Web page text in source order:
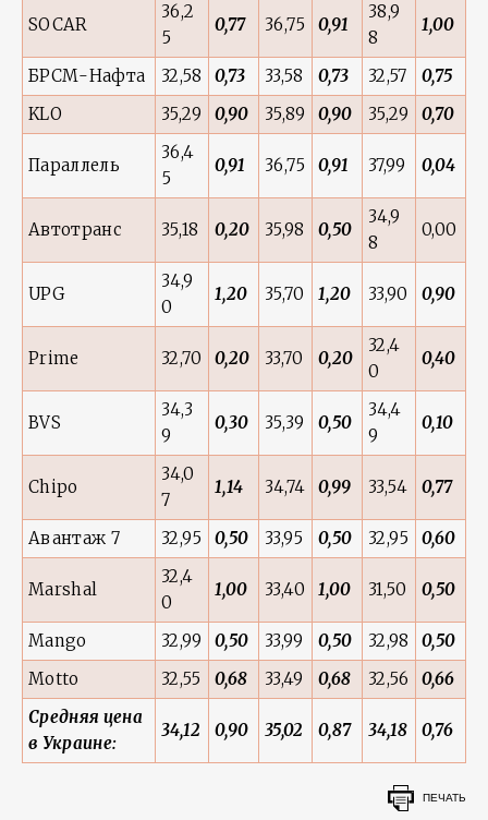
SOCAR
36,2
5
0,77 36,75 0,91
38,9
8
1,00
БРСМ-Нафта 32,58 0,73 33,58 0,73 32,57
0,75
KLO
35,29 0,90 35,89 0,90 35,29 0,70
Параллель
36,4
5
0,91 36,75 0,91 37,99 0,04
Автотранс 35,18 0,20 35,98 0,50
34,9
8
0,00
UPG
34,9
0
1,20 35,70 1,20 33,90 0,90
Prime 32,70 0,20 33,70 0,20
32,4
0
0,40
BVS
34,3
9
0,30 35,39 0,50
34,4
9
0,10
Chipo
34,0
7
1,14 34,74 0,99 33,54 0,77
Авантаж 7 32,95 0,50 33,95 0,50 32,95 0,60
Marshal
32,4
0
1,00 33,40 1,00 31,50 0,50
Mango 32,99 0,50 33,99 0,50 32,98
0,50
Motto
32,55 0,68 33,49 0,68 32,56
0,66
Средняя цена
в Украине:
34,12 0,90 35,02 0,87 34,18 0,76
ПЕЧАТЬ